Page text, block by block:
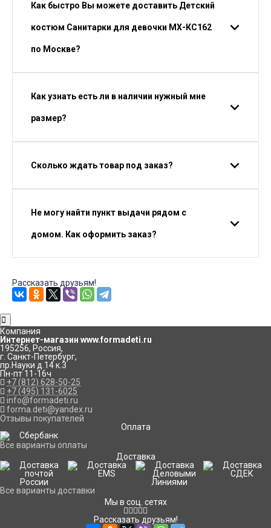
Как быстро Вы можете доставить Детский
костюм Санитарки для девочки МХ-КС162
по Москве?
Как узнать есть ли в наличии нужный мне
размер?
Сколько ждать товар под заказ?
Не могу найти пункт выдачи рядом с
домом. Как оформить заказ?
Рассказать друзьям!
Компания
Интернет-магазин www.formadeti.ru
195256, Россия,
г. Санкт-Петербург,
пр.Науки д.14 к.3
Пн-пт 11-16ч
+7 (812) 628-50-25
+7 (495) 131-6025
info@formadeti.ru
forma.deti@yandex.ru
Отзывы покупателей
Оплата
Все варианты оплаты
Доставка
Все варианты доставки
Мы в соц. сетях
Рассказать друзьям!